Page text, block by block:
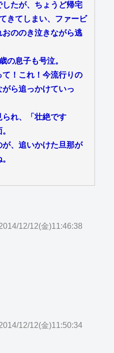
たが、ちょうど帰宅
きてしまい、ファービ
ののき泣きながら逃
の息子も号泣。
！これ！今流行りの
ら追っかけていっ
れ、「壮絶です
が、追いかけた旦那が
12/12(金)11:46:38
12/12(金)11:50:34